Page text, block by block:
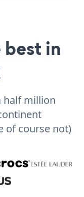
in
half million
of course not)